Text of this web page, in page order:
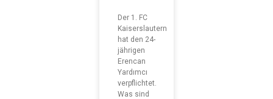
Der 1. FC
Kaiserslautern
hat den 24-
jährigen
Erencan
Yardımcı
verpflichtet.
Was sind